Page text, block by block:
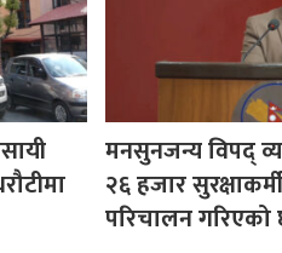
मनसुनजन्य विपद्
२६ हजार
परिचालन गरिएको